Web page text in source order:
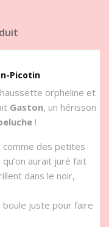
Picotin
orpheline et
Gaston, un hérisson
!
comme des petites
aurait juré fait
dans le noir,
juste pour faire